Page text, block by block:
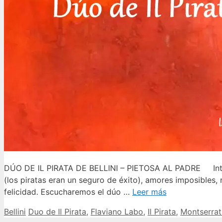
DÚO DE IL PIRATA DE BELLINI – PIETOSA AL
(los piratas eran un seguro de éxito), amores
felicidad. Escucharemos el dúo … Leer más
Categorías
Bellini Etiquetas
Duo de Il Pirata, Flaviano Labo, Il Pirata,